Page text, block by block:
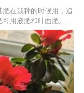
在栽种的时候用，追
用液肥和叶面肥。基
一下，然后再用；施肥
次数可以少一些。需注
不适合施肥的。